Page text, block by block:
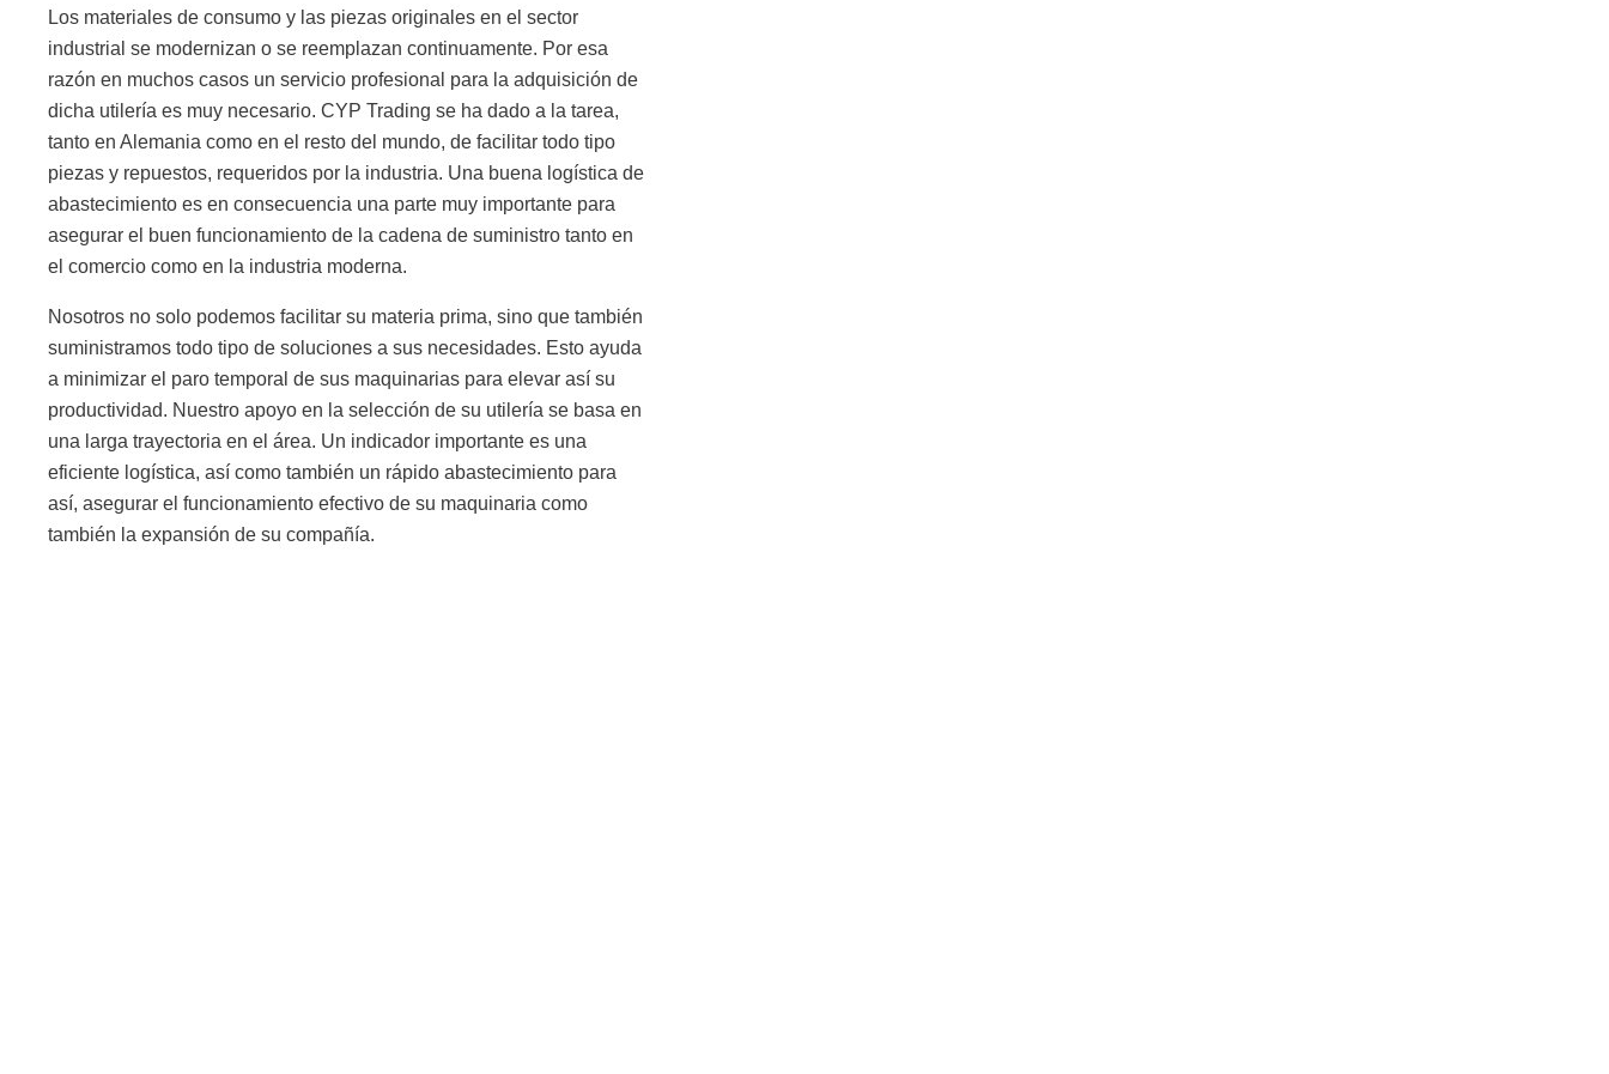
Los materiales de consumo y las piezas originales en el sector
industrial se modernizan o se reemplazan continuamente. Por esa
razón en muchos casos un servicio profesional para la adquisición de
dicha utilería es muy necesario. CYP Trading se ha dado a la tarea,
tanto en Alemania como en el resto del mundo, de facilitar todo tipo
piezas y repuestos, requeridos por la industria. Una buena logística de
abastecimiento es en consecuencia una parte muy importante para
asegurar el buen funcionamiento de la cadena de suministro tanto en
el comercio como en la industria moderna.
Nosotros no solo podemos facilitar su materia prima, sino que también
suministramos todo tipo de soluciones a sus necesidades. Esto ayuda
a minimizar el paro temporal de sus maquinarias para elevar así su
productividad. Nuestro apoyo en la selección de su utilería se basa en
una larga trayectoria en el área. Un indicador importante es una
eficiente logística, así como también un rápido abastecimiento para
así, asegurar el funcionamiento efectivo de su maquinaria como
también la expansión de su compañía.